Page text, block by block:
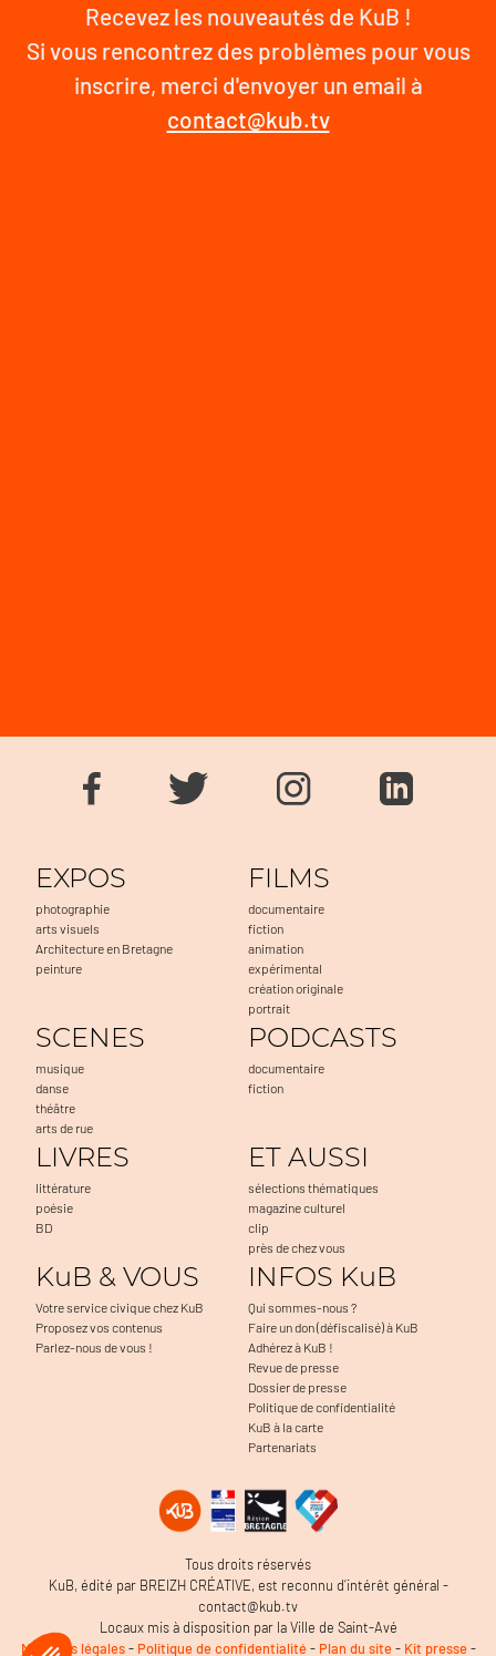
Recevez les nouveautés de KuB !
Si vous rencontrez des problèmes pour vous
inscrire, merci d'envoyer un email à
contact@kub.tv
EXPOS
photographie
arts visuels
Architecture en Bretagne
peinture
FILMS
documentaire
fiction
animation
expérimental
création originale
portrait
SCENES
musique
danse
théâtre
arts de rue
PODCASTS
documentaire
fiction
LIVRES
littérature
poésie
BD
ET AUSSI
sélections thématiques
magazine culturel
clip
près de chez vous
KuB & VOUS
Votre service civique chez KuB
Proposez vos contenus
Parlez-nous de vous !
INFOS KuB
Qui sommes-nous ?
Faire un don (défiscalisé) à KuB
Adhérez à KuB !
Revue de presse
Dossier de presse
Politique de confidentialité
KuB à la carte
Partenariats
Tous droits réservés
KuB, édité par BREIZH CRÉATIVE, est reconnu d’intérêt général -
contact@kub.tv
Locaux mis à disposition par la Ville de Saint-Avé
Mentions légales- Politique de confidentialité- Plan du site- Kit presse-
C'est OK pour vous ?
par